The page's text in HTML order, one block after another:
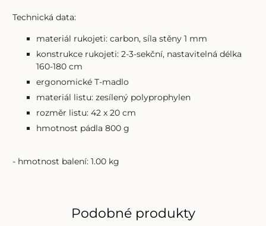
Technická data:
materiál rukojeti: carbon, síla stěny 1 mm
konstrukce rukojeti: 2-3-sekční, nastavitelná délka
160-180 cm
ergonomické T-madlo
materiál listu: zesílený polyprophylen
rozměr listu: 42 x 20 cm
hmotnost pádla 800 g
- hmotnost balení: 1.00 kg
Podobné produkty